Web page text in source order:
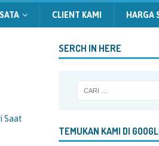
CLIENT KAMI HARGA
Saat
SERCH IN HERE
TEMUKAN KAMI DI